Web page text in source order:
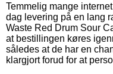
Temmelig mange
dag levering på en lang
Waste Red Drum Sour
at bestillingen køres
således at de har en
klargjort forud for at